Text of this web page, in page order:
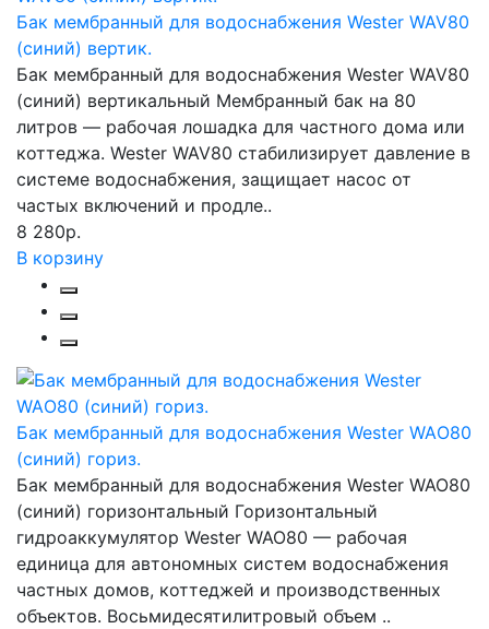
Бак мембранный для водоснабжения Wester WAV80
(синий) вертик.
Бак мембранный для водоснабжения Wester WAV80
(синий) вертикальный Мембранный бак на 80
литров — рабочая лошадка для частного дома или
коттеджа. Wester WAV80 стабилизирует давление в
системе водоснабжения, защищает насос от
частых включений и продле..
8 280р.
В корзину
Бак мембранный для водоснабжения Wester WAО80
(синий) гориз.
Бак мембранный для водоснабжения Wester WAO80
(синий) горизонтальный Горизонтальный
гидроаккумулятор Wester WAO80 — рабочая
единица для автономных систем водоснабжения
частных домов, коттеджей и производственных
объектов. Восьмидесятилитровый объем ..